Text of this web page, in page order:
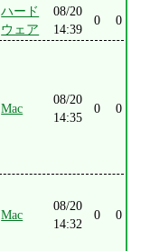
ハード
ウェア
08/20
14:39
0 0
Mac
08/20
14:35
0 0
Mac
08/20
14:32
0 0